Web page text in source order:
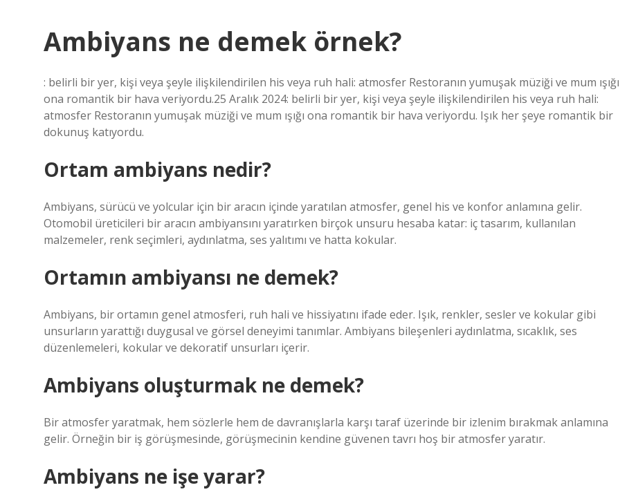
Ambiyans ne demek örnek?
: belirli bir yer, kişi veya şeyle ilişkilendirilen his veya ruh hali: atmosfer Restoranın yumuşak müziği ve mum ışığı
ona romantik bir hava veriyordu.25 Aralık 2024: belirli bir yer, kişi veya şeyle ilişkilendirilen his veya ruh hali:
atmosfer Restoranın yumuşak müziği ve mum ışığı ona romantik bir hava veriyordu. Işık her şeye romantik bir
dokunuş katıyordu.
Ortam ambiyans nedir?
Ambiyans, sürücü ve yolcular için bir aracın içinde yaratılan atmosfer, genel his ve konfor anlamına gelir.
Otomobil üreticileri bir aracın ambiyansını yaratırken birçok unsuru hesaba katar: iç tasarım, kullanılan
malzemeler, renk seçimleri, aydınlatma, ses yalıtımı ve hatta kokular.
Ortamın ambiyansı ne demek?
Ambiyans, bir ortamın genel atmosferi, ruh hali ve hissiyatını ifade eder. Işık, renkler, sesler ve kokular gibi
unsurların yarattığı duygusal ve görsel deneyimi tanımlar. Ambiyans bileşenleri aydınlatma, sıcaklık, ses
düzenlemeleri, kokular ve dekoratif unsurları içerir.
Ambiyans oluşturmak ne demek?
Bir atmosfer yaratmak, hem sözlerle hem de davranışlarla karşı taraf üzerinde bir izlenim bırakmak anlamına
gelir. Örneğin bir iş görüşmesinde, görüşmecinin kendine güvenen tavrı hoş bir atmosfer yaratır.
Ambiyans ne işe yarar?